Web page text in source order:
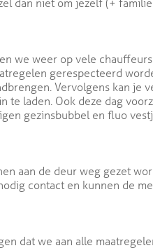
we weer op vele
gerespecteerd
Vervolgens kan je
te laden. Ook deze dag
gezinsbubbel en fluo
aan de deur weg gezet
contact en kunnen de
dat we aan alle